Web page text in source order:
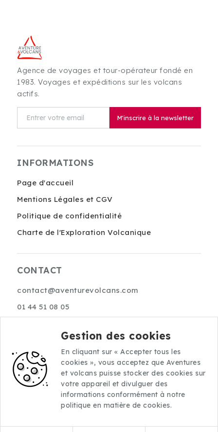
Gestion des cookies
En cliquant sur « Accepter tous les
cookies », vous acceptez que Aventures
et volcans puisse stocker des cookies sur
votre appareil et divulguer des
informations conformément à notre
politique en matière de cookies.
Agence de voyages et tour-opérateur fondé en
1983. Voyages et expéditions sur les volcans
actifs.
M'inscrire à la newsletter
INFORMATIONS
Page d'accueil
Mentions Légales et CGV
Politique de confidentialité
Charte de l'Exploration Volcanique
CONTACT
contact@aventurevolcans.com
01 44 51 08 05